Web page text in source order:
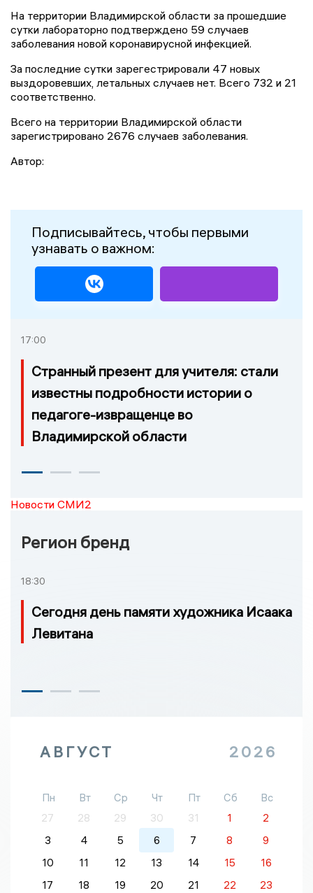
На территории Владимирской области за прошедшие
сутки лабораторно подтверждено 59 случаев
заболевания новой коронавирусной инфекцией.
За последние сутки зарегестрировали 47 новых
выздоровевших, летальных случаев нет. Всего 732 и 21
соответственно.
Всего на территории Владимирской области
зарегистрировано 2676 случаев заболевания.
Автор:
Подписывайтесь, чтобы первыми
узнавать о важном:
17:00
Странный презент для учителя: стали
известны подробности истории о
педагоге-извращенце во
Владимирской области
Новости СМИ2
Регион бренд
18:30
Сегодня день памяти художника Исаака
Левитана
АВГУСТ 2026
Пн Вт Ср Чт Пт Сб
Вс
27
28 29 30 31 1
2
3
4 5 6 7 8
9
10
11 12 13 14 15
16
17
18 19 20 21 22
23